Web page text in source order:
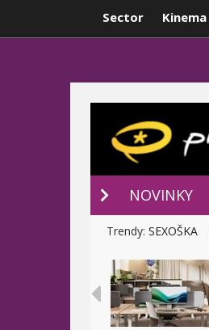
Sector Kinema
NOVINKY
Trendy: SEXOŠKA